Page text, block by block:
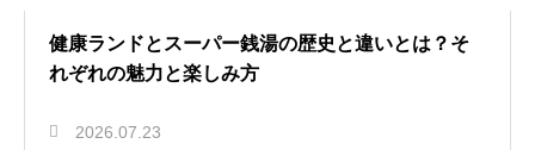
健康ランドとスーパー銭湯の歴史と違いとは？そ
れぞれの魅力と楽しみ方
2026.07.23